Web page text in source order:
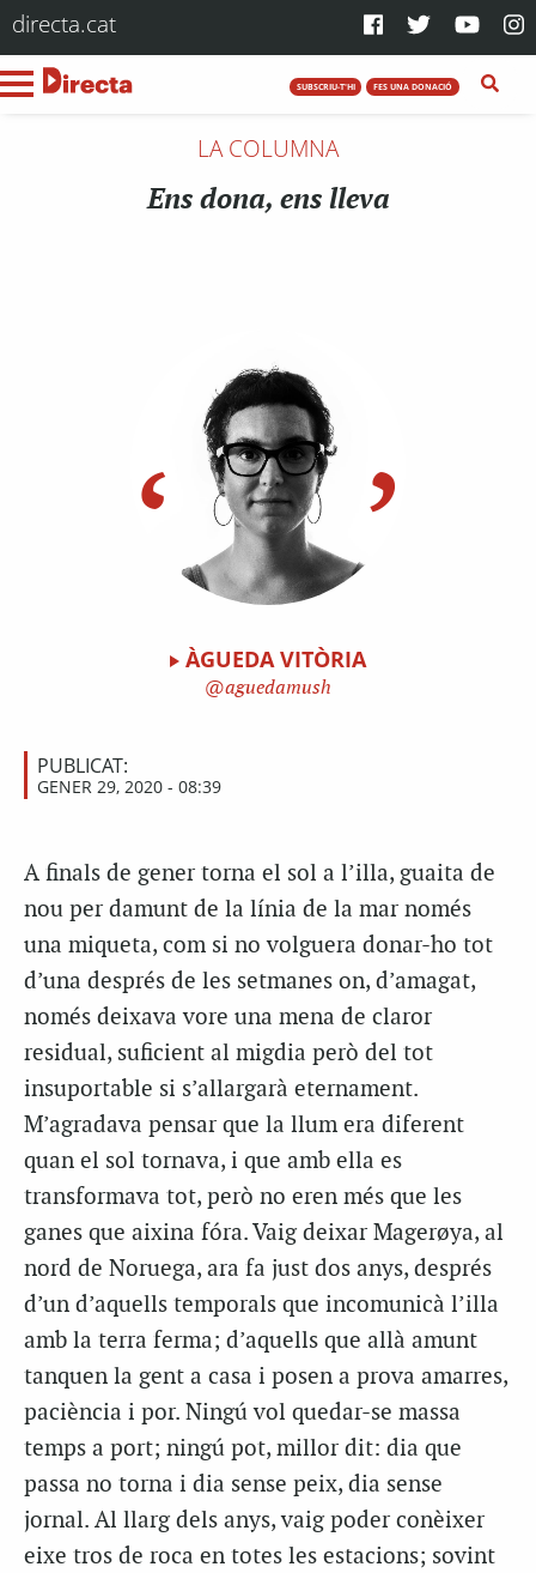
directa.cat
SUBSCRIU-T'HI FES UNA DONACIÓ
LA COLUMNA
Ens dona, ens lleva
ÀGUEDA VITÒRIA
aguedamush
PUBLICAT:
GENER 29, 2020 - 08:39
A finals de gener torna el sol a l’illa, guaita de
nou per damunt de la línia de la mar només
una miqueta, com si no volguera donar-ho tot
d’una després de les setmanes on, d’amagat,
només deixava vore una mena de claror
residual, suficient al migdia però del tot
insuportable si s’allargarà eternament.
M’agradava pensar que la llum era diferent
quan el sol tornava, i que amb ella es
transformava tot, però no eren més que les
ganes que aixina fóra. Vaig deixar Magerøya, al
nord de Noruega, ara fa just dos anys, després
d’un d’aquells temporals que incomunicà l’illa
amb la terra ferma; d’aquells que allà amunt
tanquen la gent a casa i posen a prova amarres,
paciència i por. Ningú vol quedar-se massa
temps a port; ningú pot, millor dit: dia que
passa no torna i dia sense peix, dia sense
jornal. Al llarg dels anys, vaig poder conèixer
eixe tros de roca en totes les estacions; sovint